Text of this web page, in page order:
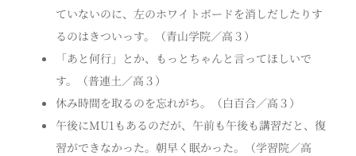
ていないのに、左のホワイトボードを消しだしたりす
るのはきついっす。（青山学院／高３）
「あと何行」とか、もっとちゃんと言ってほしいで
す。（普連土／高３）
休み時間を取るのを忘れがち。（白百合／高３）
午後にMU1もあるのだが、午前も午後も講習だと、復
習ができなかった。朝早く眠かった。（学習院／高